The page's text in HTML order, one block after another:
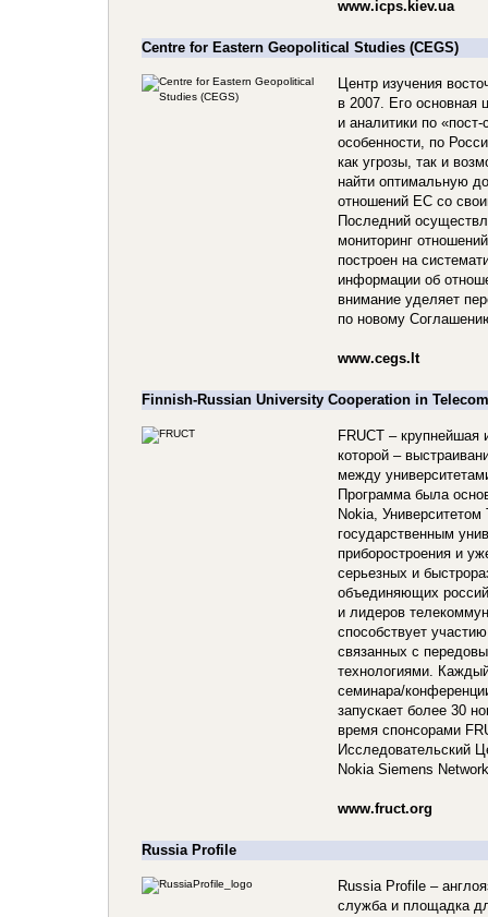
www.icps.kiev.ua
Centre for Eastern Geopolitical Studies (CEGS)
Центр изучения
в 2007. Его основная
и аналитики по
особенности, по
как угрозы, так и
найти оптимальную
отношений ЕС со
Последний
мониторинг
построен на
информации об
внимание уделяет
по новому
www.cegs.lt
Finnish-Russian University Cooperation in
FRUCT – крупнейшая
которой –
между
Программа была
Nokia, Университетом
государственным
приборостроения и
серьезных и
объединяющих
и лидеров
способствует
связанных с
технологиями.
семинара/
запускает более 30
время спонсорами
Исследовательский
Nokia Siemens
www.fruct.org
Russia Profile
Russia Profile –
служба и площадка